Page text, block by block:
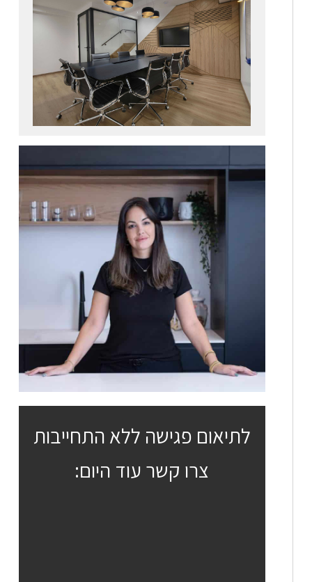
לתיאום פגישה ללא התחייבות
צרו קשר עוד היום: